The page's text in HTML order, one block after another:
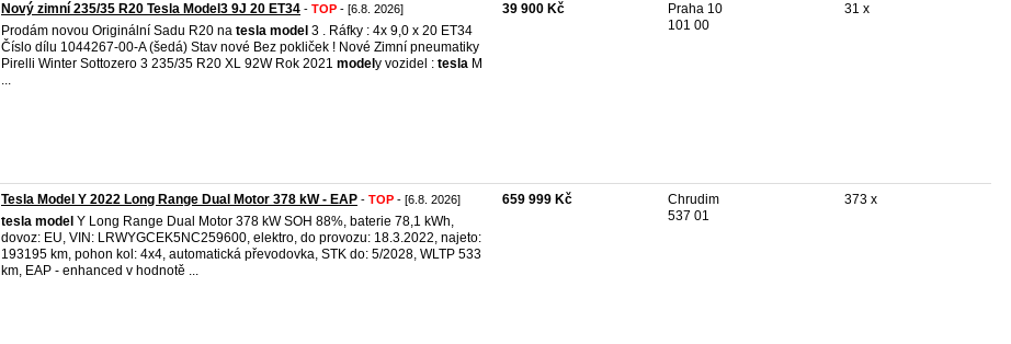
Nový zimní 235/35 R20 Tesla Model3 9J 20 ET34 - TOP - [6.8. 2026]
Prodám novou Originální Sadu R20 na tesla model 3 . Ráfky : 4x 9,0 x 20 ET34
Číslo dílu 1044267-00-A (šedá) Stav nové Bez pokliček ! Nové Zimní pneumatiky
Pirelli Winter Sottozero 3 235/35 R20 XL 92W Rok 2021 model y vozidel : tesla M
...
39 900 Kč
Praha 10
101 00
31 x
Tesla Model Y 2022 Long Range Dual Motor 378 kW - EAP - TOP - [6.8. 2026]
tesla model Y Long Range Dual Motor 378 kW SOH 88%, baterie 78,1 kWh,
dovoz: EU, VIN: LRWYGCEK5NC259600, elektro, do provozu: 18.3.2022, najeto:
193195 km, pohon kol: 4x4, automatická převodovka, STK do: 5/2028, WLTP 533
km, EAP - enhanced v hodnotě ...
659 999 Kč
Chrudim
537 01
373 x